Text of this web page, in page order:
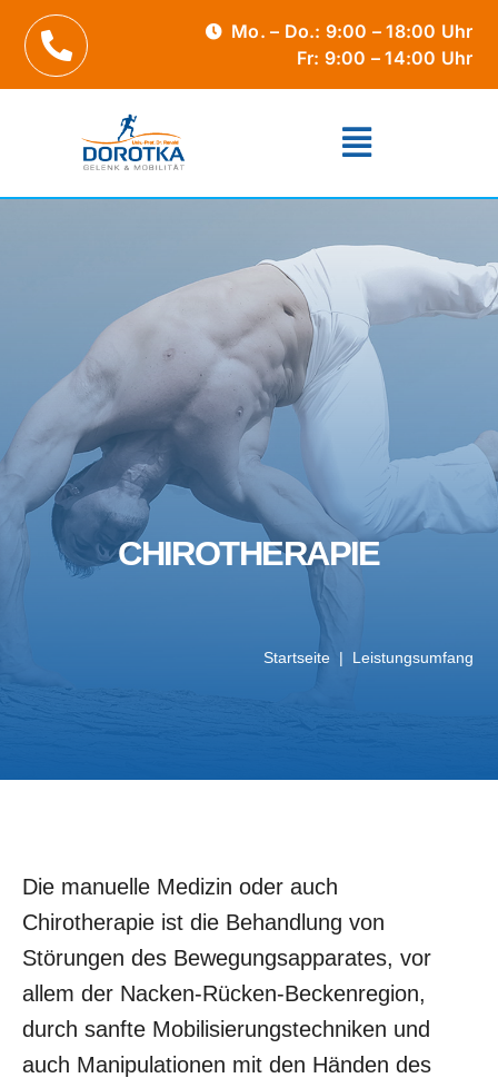
Zum
Inhalt
springen
Mo. – Do.: 9:00 – 18:00 Uhr
Fr: 9:00 – 14:00 Uhr
CHIROTHERAPIE
Startseite | Leistungsumfang
Die manuelle Medizin oder auch
Chirotherapie ist die Behandlung von
Störungen des Bewegungsapparates, vor
allem der Nacken-Rücken-Beckenregion,
durch sanfte Mobilisierungstechniken und
auch Manipulationen mit den Händen des